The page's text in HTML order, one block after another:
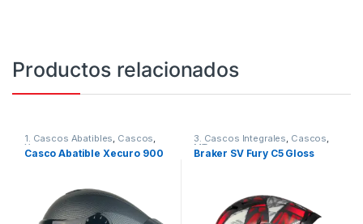
Productos relacionados
1. Cascos Abatibles, Cascos,
Xecuro
Casco Abatible Xecuro 900
3. Cascos Integrales, Cascos,
MT
Braker SV Fury C5 Gloss